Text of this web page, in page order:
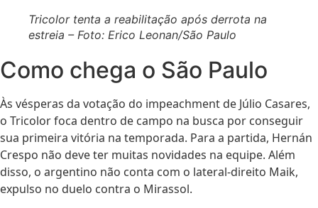
Tricolor tenta a reabilitação após derrota na
estreia – Foto: Erico Leonan/São Paulo
Como chega o São Paulo
Às vésperas da votação do impeachment de Júlio Casares,
o Tricolor foca dentro de campo na busca por conseguir
sua primeira vitória na temporada. Para a partida, Hernán
Crespo não deve ter muitas novidades na equipe. Além
disso, o argentino não conta com o lateral-direito Maik,
expulso no duelo contra o Mirassol.